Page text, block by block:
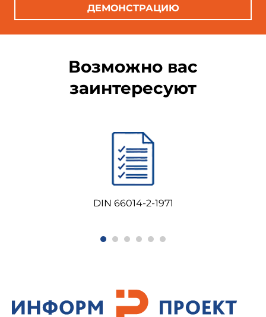
ДЕМОНСТРАЦИЮ
Возможно вас
заинтересуют
DIN 66014-2-1971